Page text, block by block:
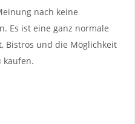
nach keine
Es ist eine ganz normale
Bistros und die Möglichkeit
kaufen.